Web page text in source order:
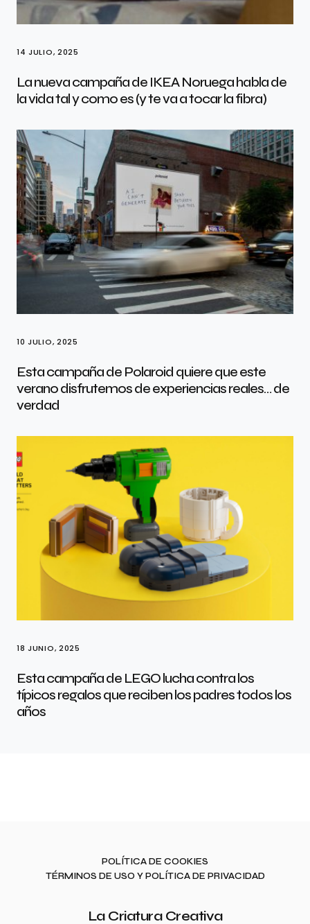
14 JULIO, 2025
La nueva campaña de IKEA Noruega habla de
la vida tal y como es (y te va a tocar la fibra)
10 JULIO, 2025
Esta campaña de Polaroid quiere que este
verano disfrutemos de experiencias reales… de
verdad
18 JUNIO, 2025
Esta campaña de LEGO lucha contra los
típicos regalos que reciben los padres todos los
años
POLÍTICA DE COOKIES
TÉRMINOS DE USO Y POLÍTICA DE PRIVACIDAD
La Criatura Creativa